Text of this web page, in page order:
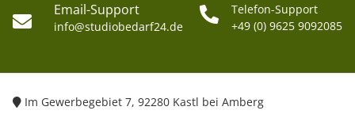
Email-Support
info@studiobedarf24.de
Telefon-Support
+49 (0) 9625 9092085
Im Gewerbegebiet 7, 92280 Kastl bei Amberg